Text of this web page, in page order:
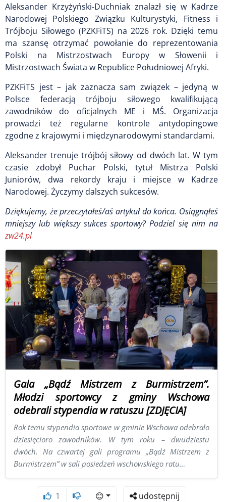
Aleksander Krzyżyński-Duchniak znalazł się w Kadrze
Narodowej Polskiego Związku Kulturystyki, Fitness i
Trójboju Siłowego (PZKFiTS) na 2026 rok. Dzięki temu
ma szansę otrzymać powołanie do reprezentowania
Polski na Mistrzostwach Europy w Słowenii i
Mistrzostwach Świata w Republice Południowej Afryki.
PZKFiTS jest – jak zaznacza sam związek – jedyną w
Polsce federacją trójboju siłowego kwalifikującą
zawodników do oficjalnych ME i MŚ. Organizacja
prowadzi też regularne kontrole antydopingowe
zgodne z krajowymi i międzynarodowymi standardami.
Aleksander trenuje trójbój siłowy od dwóch lat. W tym
czasie zdobył Puchar Polski, tytuł Mistrza Polski
Juniorów, dwa rekordy kraju i miejsce w Kadrze
Narodowej. Życzymy dalszych sukcesów.
Dziękujemy, że przeczytałeś/aś artykuł do końca. Osiągnąłeś
mniejszy lub większy sukces sportowy? Podziel się nim na
zw24.pl
Gala „Bądź Mistrzem z Burmistrzem”.
Młodzi sportowcy z gminy Wschowa
odebrali stypendia w ratuszu [ZDJĘCIA]
Rok temu stypendia sportowe w gminie Wschowa odebrało
dziesięcioro zawodników. W tym roku – dwudziestu
dwóch. Na czwartej gali programu „Bądź Mistrzem z
Burmistrzem” w sali posiedzeń wschowskiego ratu…
1 😊 udostępnij